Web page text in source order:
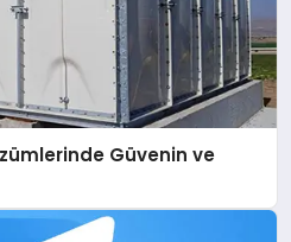
Güvenin ve